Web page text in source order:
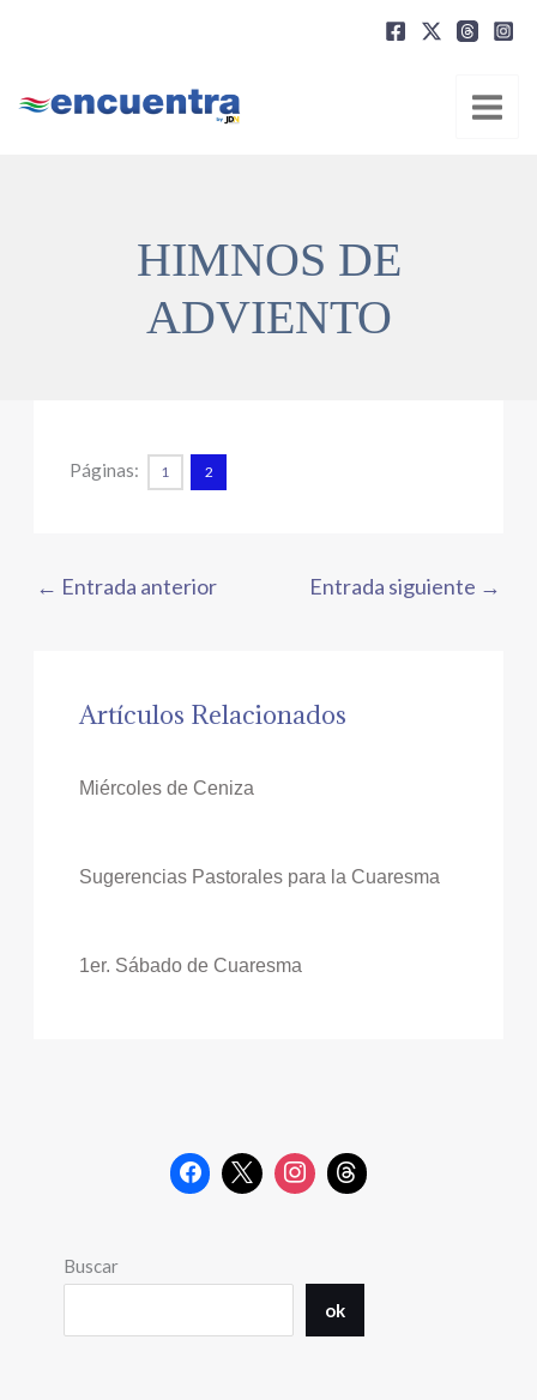
HIMNOS DE
ADVIENTO
Páginas: 1 2
← Entrada anterior Entrada siguiente →
Artículos Relacionados
Miércoles de Ceniza
Sugerencias Pastorales para la Cuaresma
1er. Sábado de Cuaresma
Buscar
ok